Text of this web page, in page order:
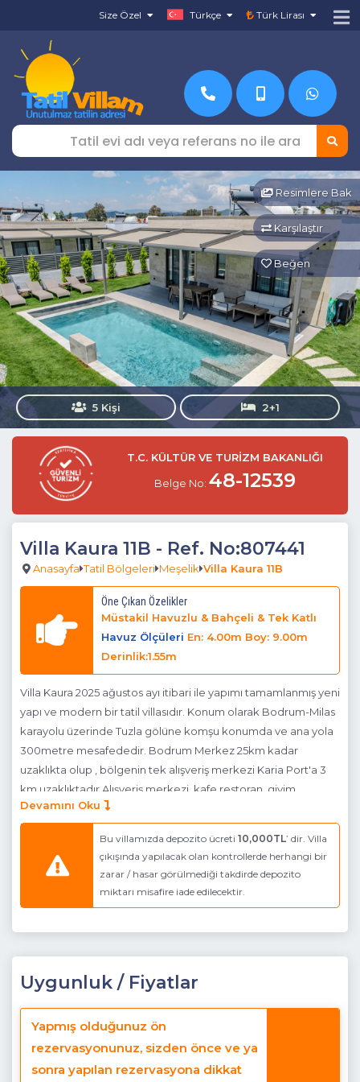
Size Özel Türkçe Türk Lirası
Resimlere Bak
Karşılaştır
Beğen
5 Kişi 2+1
T.C. KÜLTÜR VE TURİZM BAKANLIĞI
Belge No: 48-12539
Villa Kaura 11B - Ref. No:807441
Anasayfa Tatil Bölgeleri Meşelik Villa Kaura 11B
Öne Çıkan Özelikler
Müstakil Havuzlu & Bahçeli & Tek Katlı
Havuz Ölçüleri En: 4.00m Boy: 9.00m
Derinlik:1.55m
Villa Kaura 2025 ağustos ayı itibari ile yapımı tamamlanmış yeni
yapı ve modern bir tatil villasıdır. Konum olarak Bodrum-Milas
karayolu üzerinde Tuzla gölüne komşu konumda ve ana yola
300metre mesafededir. Bodrum Merkez 25km kadar
uzaklıkta olup , bölgenin tek alışveriş merkezi Karia Port'a 3
km uzaklıktadır.Alışveriş merkezi kafe,restoran, giyim
mağazaları ,market işletmeleri ve meşhur çikolata müzesine
ev sahipliği yapmaktadır. Bu donanımlı tatil villası tek kat
üzerine inşaa edilmiş olup konforunuz için tüm ayrıntılar en
ince detayına kadar düşünülmüştür.2 yatak odalı villa Kaura ,
sunmaktadır. Müstakil bahçeli ve havuzlu olan villamız havuz
,doğası ve gölü ile meşhur Bargilya köylerine yakın
konaklamaları içinde uygundur , hatta tatil rotanızı ekim sonu
şahitlik edebilirsiniz.Villamız bu özelliği ile konforlu konaklama
Devamını Oku
Bu villamızda depozito ücreti 10,000TL’ dir. Villa
çıkışında yapılacak olan kontrollerde herhangi bir
zarar / hasar görülmediği takdirde depozito
miktarı misafire iade edilecektir.
Uygunluk / Fiyatlar
Yapmış olduğunuz ön
rezervasyonunuz, sizden önce ve ya
sonra yapılan rezervasyona dikkat